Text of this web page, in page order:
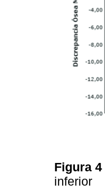
Figura 4
inferior